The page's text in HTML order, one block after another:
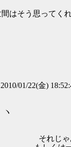
ってくれな
01/22(金)
それじゃあ、